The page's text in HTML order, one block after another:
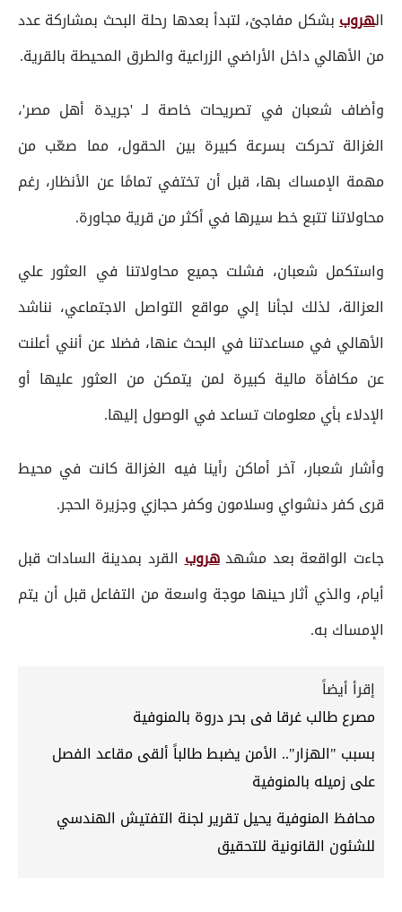
الهروببشكل مفاجئ، لتبدأ بعدها رحلة البحث بمشاركة عدد
من الأهالي داخل الأراضي الزراعية والطرق المحيطة بالقرية.
وأضاف شعبان في تصريحات خاصة لـ 'جريدة أهل مصر'،
الغزالة تحركت بسرعة كبيرة بين الحقول، مما صعّب من
مهمة الإمساك بها، قبل أن تختفي تمامًا عن الأنظار، رغم
محاولاتنا تتبع خط سيرها في أكثر من قرية مجاورة.
واستكمل شعبان، فشلت جميع محاولاتنا في العثور علي
العزالة، لذلك لجأنا إلي مواقع التواصل الاجتماعي، نناشد
الأهالي في مساعدتنا في البحث عنها، فضلا عن أنني أعلنت
عن مكافأة مالية كبيرة لمن يتمكن من العثور عليها أو
الإدلاء بأي معلومات تساعد في الوصول إليها.
وأشار شعبار، آخر أماكن رأينا فيه الغزالة كانت في محيط
قرى كفر دنشواي وسلامون وكفر حجازي وجزيرة الحجر.
جاءت الواقعة بعد مشهدهروبالقرد بمدينة السادات قبل
أيام، والذي أثار حينها موجة واسعة من التفاعل قبل أن يتم
الإمساك به.
إقرأ أيضاً
مصرع طالب غرقا فى بحر دروة بالمنوفية
بسبب "الهزار".. الأمن يضبط طالباً ألقى مقاعد الفصل
على زميله بالمنوفية
محافظ المنوفية يحيل تقرير لجنة التفتيش الهندسي
للشئون القانونية للتحقيق